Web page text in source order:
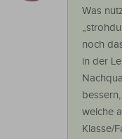
Was
noch
in der
welche
Klasse/